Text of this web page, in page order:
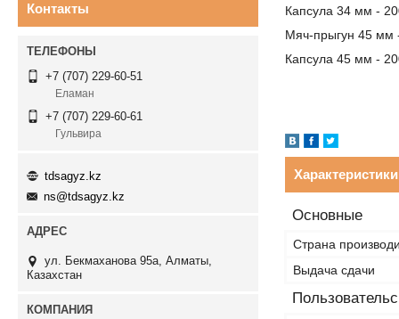
Капсула 34 мм -
Мяч-прыгун 45 мм
Капсула 45 мм -
Характеристики
Основные
Страна
Выдача сдачи
Контакты
+7 (707) 229-60-51
Еламан
+7 (707) 229-60-61
Гульвира
tdsagyz.kz
ns@tdsagyz.kz
ул. Бекмаханова 95а, Алматы,
Казахстан